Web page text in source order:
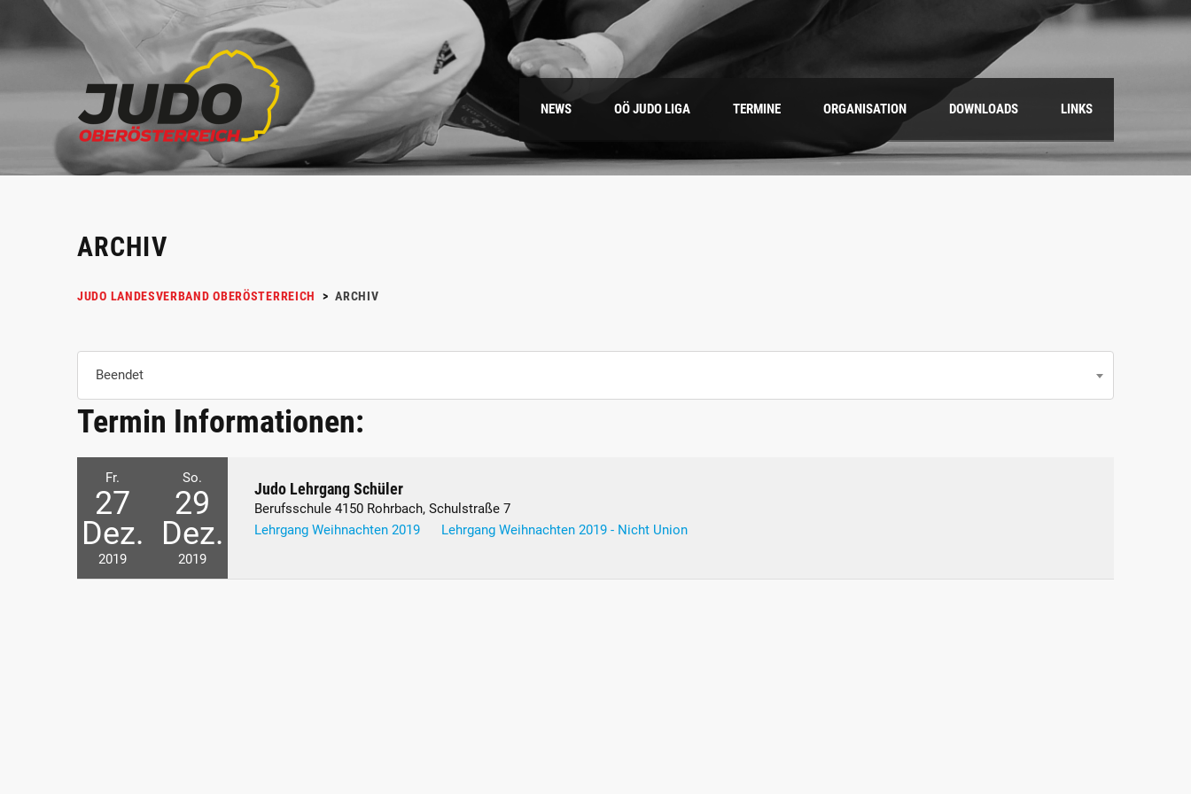
NEWS OÖ JUDO LIGA TERMINE ORGANISATION DOWNLOADS LINKS
ARCHIV
JUDO LANDESVERBAND OBERÖSTERREICH > ARCHIV
Beendet
Termin Informationen:
Fr.
27
Dez.
2019
So.
29
Dez.
2019
Judo Lehrgang Schüler
Berufsschule 4150 Rohrbach, Schulstraße 7
Lehrgang Weihnachten 2019
Lehrgang Weihnachten 2019 - Nicht Union